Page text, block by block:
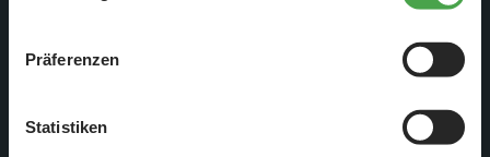
zustimmen, beschränken wir uns auf die technisch
notwendigen Cookies. Weitere Informationen finden Sie in
Präferenzen
Statistiken